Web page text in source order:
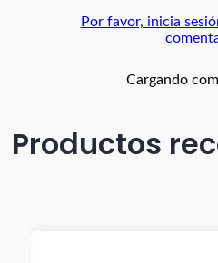
Por favor, inicia
Cargando
Productos